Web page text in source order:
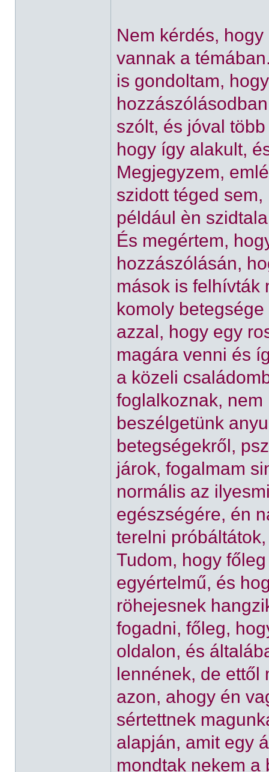
Nem kérdés,
vannak a
is gondoltam,
szólt, és jóval
hogy így alakult,
Megjegyzem,
szidott téged
például èn
És megértem,
hozzászólásán,
mások is felhívták
komoly
azzal, hogy egy
magára venni és
a közeli
foglalkoznak,
beszélgetünk
betegségekről,
járok, fogalmam
normális az
egészségére, én
terelni
Tudom, hogy
egyértelmű, és
röhejesnek
fogadni, főleg,
oldalon, és
lennének, de ettől
azon, ahogy én
sértettnek
alapján, amit egy
mondtak nekem a